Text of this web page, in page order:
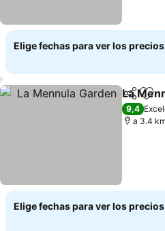
Elige fechas para ver los
La
9,4
a 3.4
Elige fechas para ver los